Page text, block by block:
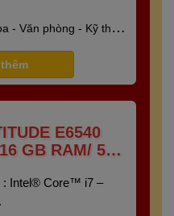
- Văn phòng - Kỹ thuật
E6540
GB RAM/ 512
HD 8790M/
: Intel® Core™ i7 –